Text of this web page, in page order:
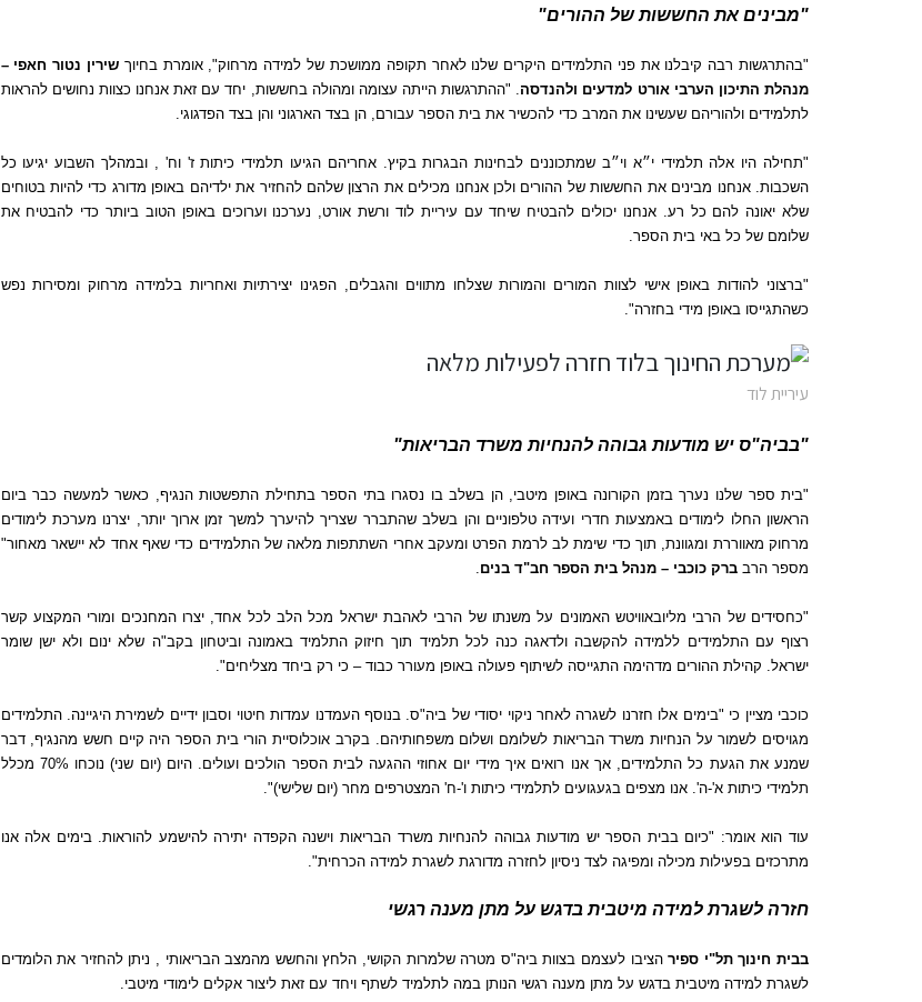
"מבינים את החששות של ההורים"
"בהתרגשות רבה קיבלנו את פני התלמידים היקרים שלנו לאחר תקופה ממושכת של למידה מרחוק",אומרת בחיוך שירין נטור חאפי –
מנהלת התיכון הערבי אורט למדעים ולהנדסה . "ההתרגשות הייתה עצומה ומהולה בחששות יחד עם זאת אנחנו כצוות נחושים להראות
לתלמידים ולהוריהם שעשינו את המרב כדי להכשיר את בית הספר עבורם הן בצד הארגוני והן בצד הפדגוגי
"תחילה היו אלה תלמידי י״א וי״ב שמתכוננים לבחינות הבגרות בקיץ .אחריהם הגיעו תלמידי כיתות ז'וח' , ובמהלך השבוע יגיעו כל
השכבות.אנחנו מבינים את החששות של ההורים ולכן אנחנו מכילים את הרצון שלהם להחזיר את ילדיהם באופן מדורג כדי להיות בטוחים
שלא יאונה להם כל רע .אנחנו יכולים להבטיח שיחד עם עיריית לוד ורשת אורט
נערכנו וערוכים באופן הטוב ביותר כדי להבטיח את
שלומם של כל באי בית הספר
"ברצוני להודות באופן אישי לצוות המורים והמורות שצלחו מתווים והגבלים
הפגינו יצירתיות ואחריות בלמידה מרחוק ומסירות נפש
כשהתגייסו באופן מידי בחזרה".
עיריית לוד
"בביה"ס יש מודעות גבוהה להנחיות משרד הבריאות"
"בית ספר שלנו נערך בזמן הקורונה באופן מיטבי ,הן בשלב בו נסגרו בתי הספר בתחילת התפשטות הנגיף
כאשר למעשה כבר ביום
הראשון החלו לימודים באמצעות חדרי ועידה טלפוניים והן בשלב שהתברר שצריך להיערך למשך זמן ארוך יותר
יצרנו מערכת לימודים
מרחוק מאווררת ומגוונת, תוך כדי שימת לב לרמת הפרט ומעקב אחרי השתתפות מלאה של התלמידים כדי שאף אחד לא יישאר מאחור"
מספר הרב ברק כוכבי – מנהל בית הספר חב"ד בנים
"כחסידים של הרבי מליובאוויטש האמונים על משנתו של הרבי לאהבת ישראל מכל הלב לכל אחד,יצרו המחנכים ומורי המקצוע קשר
רצוף עם התלמידים ללמידה להקשבה ולדאגה כנה לכל תלמיד תוך חיזוק התלמיד באמונה וביטחון בקב"ה שלא ינום ולא ישן שומר
ישראל קהילת ההורים מדהימה התגייסה לשיתוף פעולה באופן מעורר כבוד– כי רק ביחד מצליחים".
כוכבי מציין כי "בימים אלו חזרנו לשגרה לאחר ניקוי יסודי של ביה"ס. בנוסף העמדנו עמדות חיטוי וסבון ידיים לשמירת היגיינה .התלמידים
מגויסים לשמור על הנחיות משרד הבריאות לשלומם ושלום משפחותיהם
בקרב אוכלוסיית הורי בית הספר היה קיים חשש מהנגיף,דבר
שמנע את הגעת כל התלמידים ,אך אנו רואים איך מידי יום אחוזי ההגעה לבית הספר הולכים ועולים .היום(יום שני) נוכחו 70% מכלל
תלמידי כיתות א'-ה'. אנו מצפים בגעגועים לתלמידי כיתות ו'-ח' המצטרפים מחר (יום שלישי)".
עוד הוא אומר: "כיום בבית הספר יש מודעות גבוהה להנחיות משרד הבריאות וישנה הקפדה יתירה להישמע להוראות. בימים אלה אנו
מתרכזים בפעילות מכילה ומפיגה לצד ניסיון לחזרה מדורגת לשגרת למידה הכרחית".
חזרה לשגרת למידה מיטבית בדגש על מתן מענה רגשי
בבית חינוך תל"י ספירהציבו לעצמם בצוות ביה"ס מטרה שלמרות הקושי הלחץ והחשש מהמצב הבריאותי
ניתן להחזיר את הלומדים
לשגרת למידה מיטבית בדגש על מתן מענה רגשי הנותן במה לתלמיד לשתף ויחד עם זאת ליצור אקלים לימודי מיטבי